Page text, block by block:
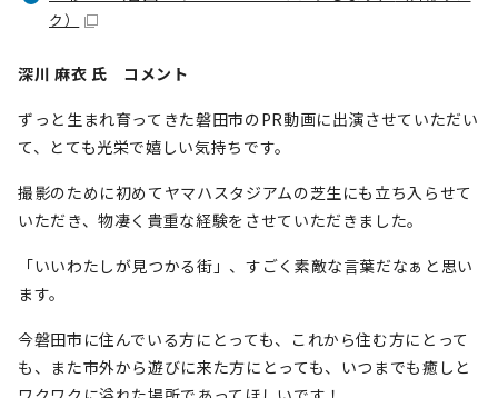
ク）
深川 麻衣 氏 コメント
ずっと生まれ育ってきた磐田市のPR動画に出演させていただい
て、とても光栄で嬉しい気持ちです。
撮影のために初めてヤマハスタジアムの芝生にも立ち入らせて
いただき、物凄く貴重な経験をさせていただきました。
「いいわたしが見つかる街」、すごく素敵な言葉だなぁと思い
ます。
今磐田市に住んでいる方にとっても、これから住む方にとって
も、また市外から遊びに来た方にとっても、いつまでも癒しと